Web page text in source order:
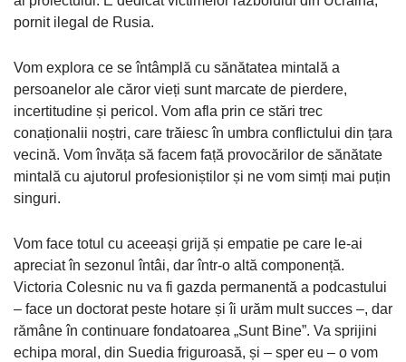
pornit ilegal de Rusia.
Vom explora ce se întâmplă cu sănătatea mintală a
persoanelor ale căror vieți sunt marcate de pierdere,
incertitudine și pericol. Vom afla prin ce stări trec
conaționalii noștri, care trăiesc în umbra conflictului din țara
vecină. Vom învăța să facem față provocărilor de sănătate
mintală cu ajutorul profesioniștilor și ne vom simți mai puțin
singuri.
Vom face totul cu aceeași grijă și empatie pe care le-ai
apreciat în sezonul întâi, dar într-o altă componență.
Victoria Colesnic nu va fi gazda permanentă a podcastului
– face un doctorat peste hotare și îi urăm mult succes –, dar
rămâne în continuare fondatoarea „Sunt Bine”. Va sprijini
echipa moral, din Suedia friguroasă, și – sper eu – o vom